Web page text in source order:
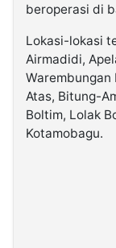
beroperasi di
Lokasi-lokasi
Airmadidi,
Warembungan
Atas, Bitung-
Boltim, Lolak
Kotamobagu.